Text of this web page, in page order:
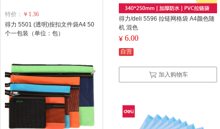
得力/deli 5596 拉链网格袋 A4颜色随
机 混色
¥ 6.00
自营
加入购物车
特价： ￥1.36
得力 5501 (透明)按扣文件袋A4 50
个一包装（单位：包）